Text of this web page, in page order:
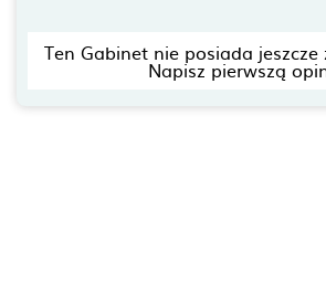
Ten Gabinet nie posiada
Napisz pierwszą